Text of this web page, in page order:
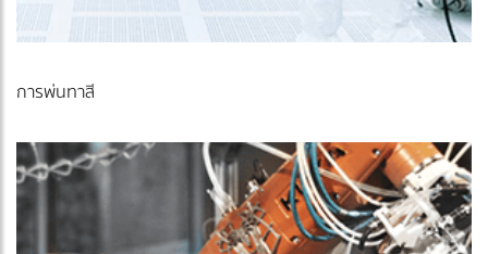
การพ่นทาสี